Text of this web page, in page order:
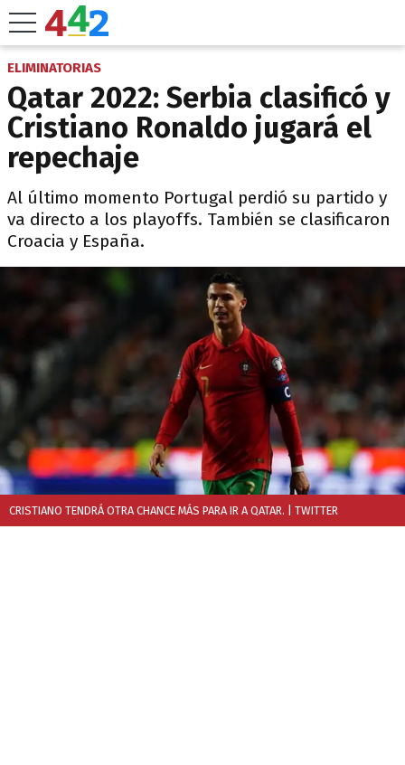
ELIMINATORIAS
Qatar 2022: Serbia clasificó y
Cristiano Ronaldo jugará el
repechaje
Al último momento Portugal perdió su partido y
va directo a los playoffs. También se clasificaron
Croacia y España.
CRISTIANO TENDRÁ OTRA CHANCE MÁS PARA IR A QATAR. | TWITTER